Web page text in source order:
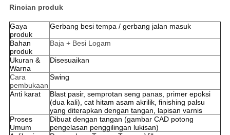
Rincian produk
Gaya
produk
Gerbang besi tempa / gerbang jalan masuk
Bahan
produk
Baja + Besi Logam
Ukuran &
Warna
Disesuaikan
Cara
pembukaan
Swing
Anti karat
Blast pasir, semprotan seng panas, primer epoksi
(dua kali), cat hitam asam akrilik, finishing palsu
yang diterapkan dengan tangan, lapisan varnis
Proses
Umum
Dibuat dengan tangan (gambar CAD potong
pengelasan penggilingan lukisan)